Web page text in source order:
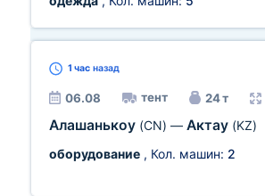
1 час назад
06.08 тент 24 т
Алашанькоу (CN) — Актау (KZ)
оборудование , Кол. машин: 2